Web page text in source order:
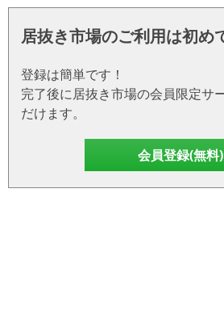
居抜き市場のご利用は初め
登録は簡単です！
完了後に居抜き市場の会員限定サ
だけます。
会員登録(無料)